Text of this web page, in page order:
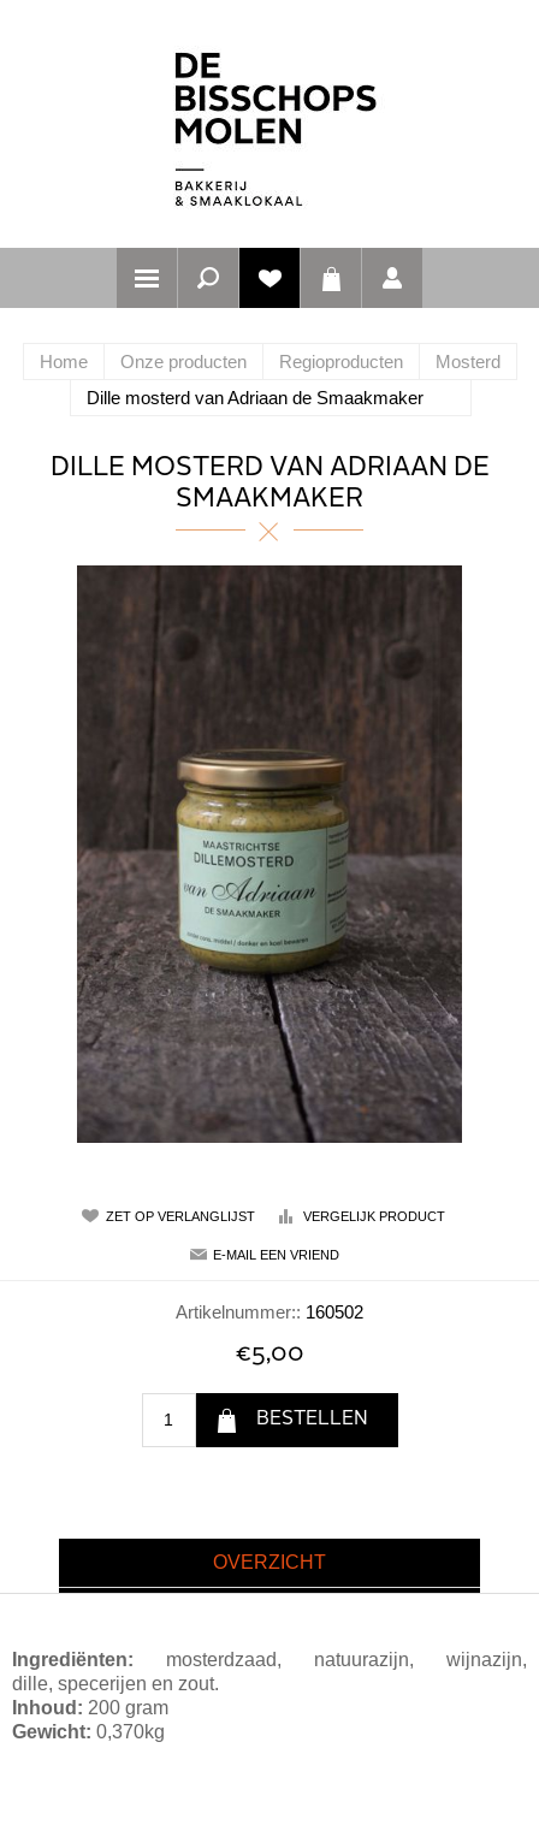
Home Onze producten Regioproducten
Mosterd
Dille mosterd van Adriaan de Smaakmaker
DILLE MOSTERD VAN ADRIAAN DE
SMAAKMAKER
Artikelnummer:: 160502
€5,00
OVERZICHT
Ingrediënten: mosterdzaad, natuurazijn, wijnazijn,
dille, specerijen en zout.
Inhoud: 200 gram
Gewicht: 0,370kg